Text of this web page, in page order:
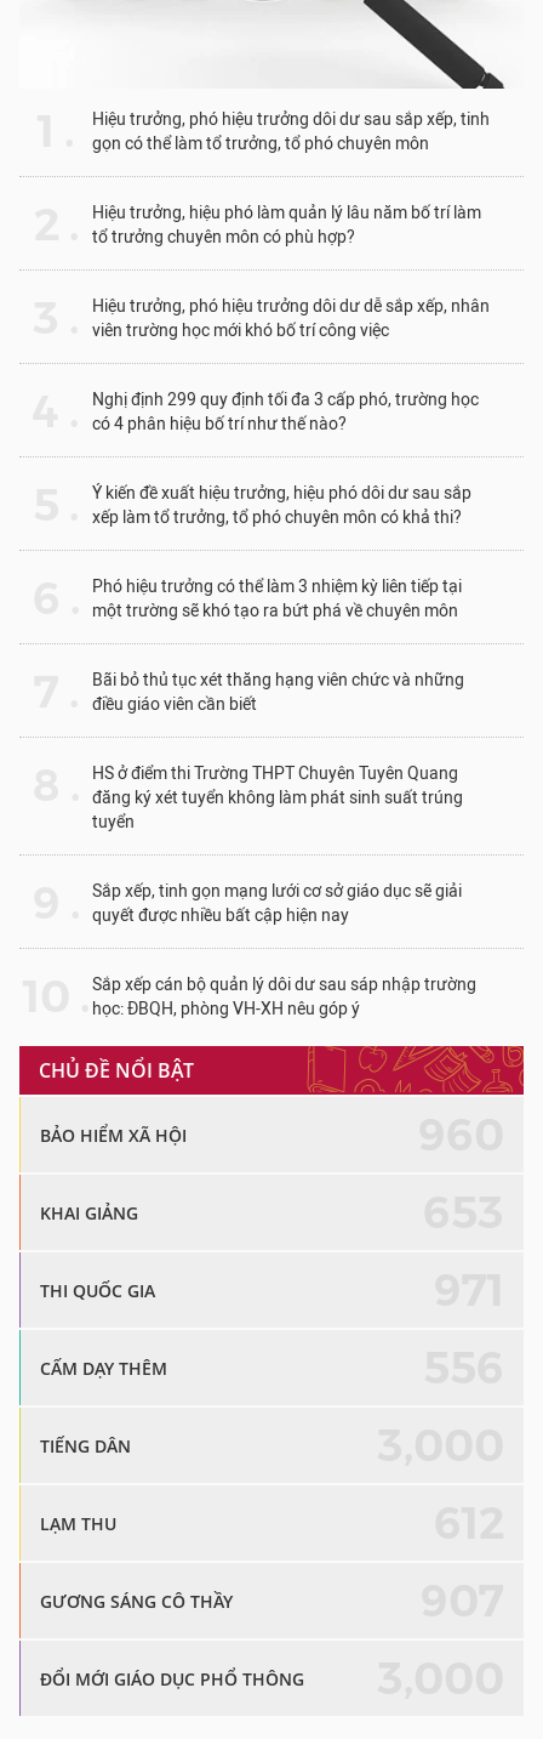
Hiệu trưởng, phó hiệu trưởng dôi dư sau sắp xếp, tinh
gọn có thể làm tổ trưởng, tổ phó chuyên môn
Hiệu trưởng, hiệu phó làm quản lý lâu năm bố trí làm
tổ trưởng chuyên môn có phù hợp?
Hiệu trưởng, phó hiệu trưởng dôi dư dễ sắp xếp, nhân
viên trường học mới khó bố trí công việc
Nghị định 299 quy định tối đa 3 cấp phó, trường học
có 4 phân hiệu bố trí như thế nào?
Ý kiến đề xuất hiệu trưởng, hiệu phó dôi dư sau sắp
xếp làm tổ trưởng, tổ phó chuyên môn có khả thi?
Phó hiệu trưởng có thể làm 3 nhiệm kỳ liên tiếp tại
một trường sẽ khó tạo ra bứt phá về chuyên môn
Bãi bỏ thủ tục xét thăng hạng viên chức và những
điều giáo viên cần biết
HS ở điểm thi Trường THPT Chuyên Tuyên Quang
đăng ký xét tuyển không làm phát sinh suất trúng
tuyển
Sắp xếp, tinh gọn mạng lưới cơ sở giáo dục sẽ giải
quyết được nhiều bất cập hiện nay
Sắp xếp cán bộ quản lý dôi dư sau sáp nhập trường
học: ĐBQH, phòng VH-XH nêu góp ý
CHỦ ĐỀ NỔI BẬT
BẢO HIỂM XÃ HỘI
KHAI GIẢNG
THI QUỐC GIA
CẤM DẠY THÊM
TIẾNG DÂN
LẠM THU
GƯƠNG SÁNG CÔ THẦY
ĐỔI MỚI GIÁO DỤC PHỔ THÔNG